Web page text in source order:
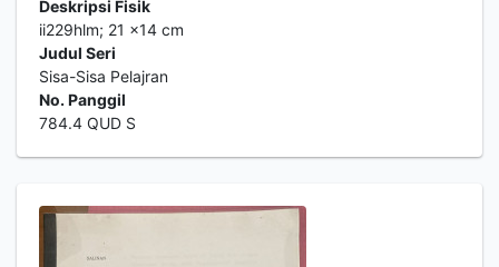
Deskripsi Fisik
ii229hlm; 21 x14 cm
Judul Seri
Sisa-Sisa Pelajran
No. Panggil
784.4 QUD S